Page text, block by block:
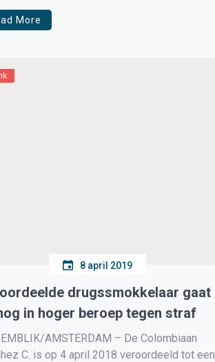
zal het netto minimumloon,
More
8 april 2019
drugssmokkelaar gaat
in hoger beroep tegen straf
AMSTERDAM – De Colombiaan
C. is op 4 april 2018 veroordeeld tot een